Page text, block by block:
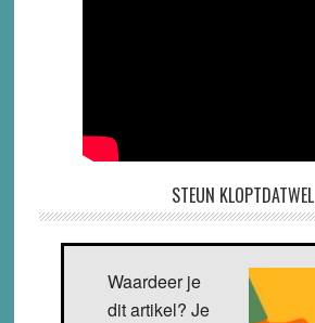
STEUN KLOPTDATWEL
Waardeer je
dit artikel? Je